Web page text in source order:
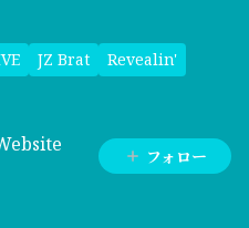
JZ Brat
Revealin'
フォロー